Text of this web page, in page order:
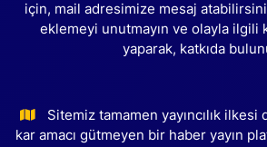
için, mail adresimize mesaj
eklemeyi unutmayın ve olayla ilgili
yaparak, katkıda
Sitemiz tamamen yayıncılık
kar amacı gütmeyen bir haber yayın